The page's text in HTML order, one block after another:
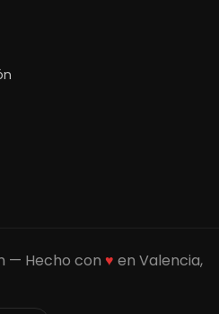
— Hecho con ♥ en Valencia,